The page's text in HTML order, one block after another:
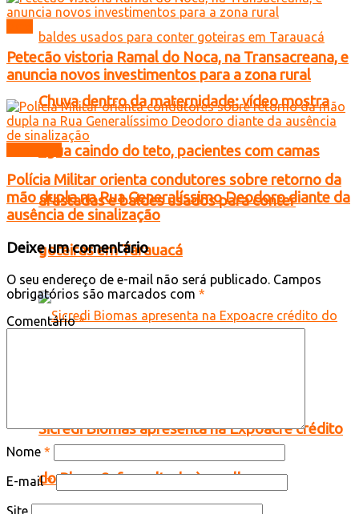
Chuva dentro da maternidade: vídeo mostra
água caindo do teto, pacientes com camas
afastadas e baldes usados para conter
goteiras em Tarauacá
Sicredi Biomas apresenta na Expoacre crédito
do Plano Safra voltado às mulheres
Petecão vistoria Ramal do Noca, na Transacreana, e
anuncia novos investimentos para a zona rural
Polícia Militar orienta condutores sobre retorno da
mão dupla na Rua Generalíssimo Deodoro diante da
ausência de sinalização
Deixe um comentário
O seu endereço de e-mail não será publicado. Campos
obrigatórios são marcados com *
Comentário*
Nome *
E-mail*
Site